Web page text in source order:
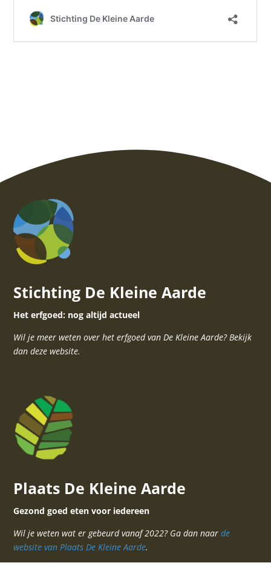
Stichting De Kleine Aarde
Het erfgoed: nog altijd actueel
Wil je meer weten over het erfgoed van De Kleine Aarde? Bekijk
dan deze website.
Plaats De Kleine Aarde
Gezond goed eten voor iedereen
Wil je weten wat er gebeurd vanaf 2022? Ga dan naarde
website van Plaats De Kleine Aarde.